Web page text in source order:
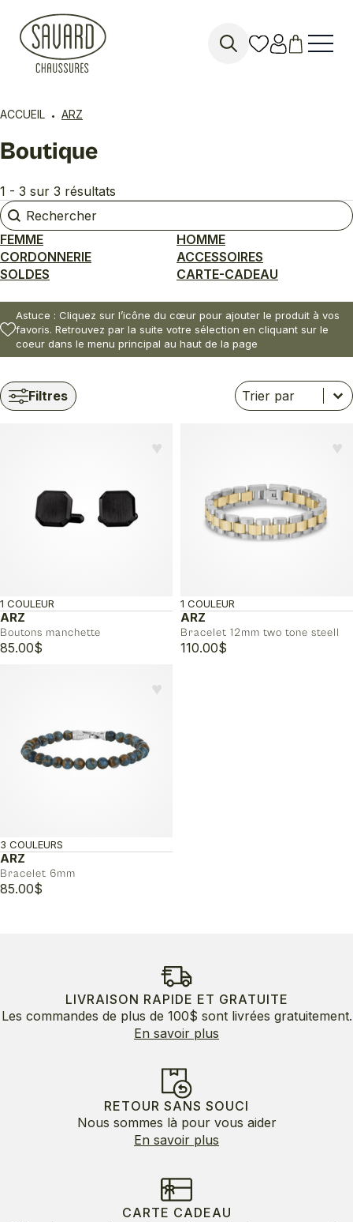
ACCUEIL ARZ
Boutique
1 - 3 sur 3 résultats
Rechercher
Rechercher
FEMME
HOMME
CORDONNERIE
ACCESSOIRES
SOLDES
CARTE-CADEAU
Astuce : Cliquez sur l’icône du cœur pour ajouter le produit à vos
favoris. Retrouvez par la suite votre sélection en cliquant sur le
coeur dans le menu principal au haut de la page
Filtres Trier
Trier le contenu
Trier le contenu
♥︎
ARZ
Boutons manchette
1 COULEUR
85.00$
♥︎
ARZ
Bracelet 12mm two tone steell
1 COULEUR
110.00$
♥︎
ARZ
Bracelet 6mm
3 COULEURS
85.00$
LIVRAISON RAPIDE ET GRATUITE
Les commandes de plus de 100$ sont livrées gratuitement.
En savoir plus
RETOUR SANS SOUCI
Nous sommes là pour vous aider
En savoir plus
CARTE CADEAU